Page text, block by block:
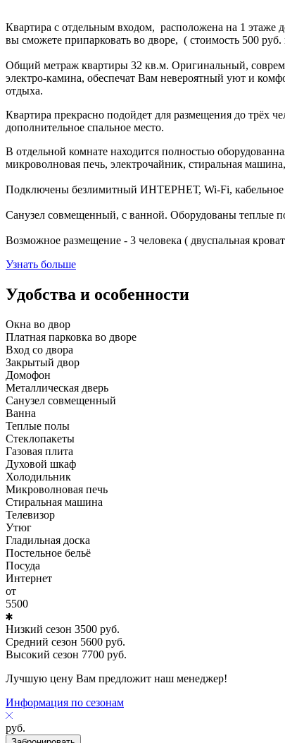
Квартира с отдельным входом, расположена на 1 этаже
вы сможете припарковать во дворе, ( стоимость 500 руб.
Общий метраж квартиры 32 кв.м. Оригинальный,
электро-камина, обеспечат Вам невероятный уют и
отдыха.
Квартира прекрасно подойдет для размещения до трёх
дополнительное спальное место.
В отдельной комнате находится полностью
микроволновая печь, электрочайник, стиральная
Подключены безлимитный ИНТЕРНЕТ, Wi-Fi, кабельное
Санузел совмещенный, с ванной. Оборудованы теплые
Возможное размещение - 3 человека ( двуспальная
Узнать больше
Удобства и особенности
Окна во двор
Платная парковка во дворе
Вход со двора
Закрытый двор
Домофон
Металлическая дверь
Санузел совмещенный
Ванна
Теплые полы
Стеклопакеты
Газовая плита
Духовой шкаф
Холодильник
Микроволновая печь
Стиральная машина
Телевизор
Утюг
Гладильная доска
Постельное бельё
Посуда
Интернет
от
5500
Низкий сезон 3500 руб.
Средний сезон 5600 руб.
Высокий сезон 7700 руб.
Лучшую цену Вам предложит наш менеджер!
Информация по сезонам
руб.